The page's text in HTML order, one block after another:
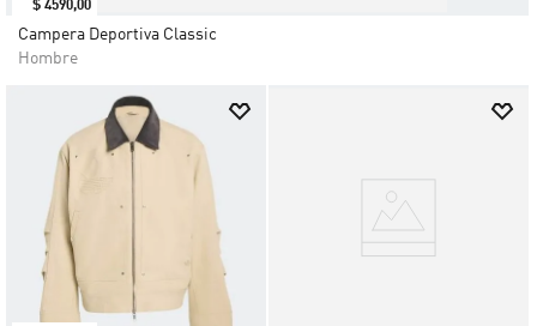
$ 4590,00
Campera Deportiva Classic
Hombre